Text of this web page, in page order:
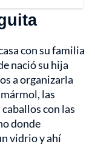
con su familia
nació su hija
a organizarla
las
con las
donde
vidrio y ahí